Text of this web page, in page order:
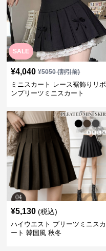
SALE
¥4,040 ¥5050(割引前)
ミニスカート レース裾飾りリボ
ンプリーツミニスカート
¥5,130 (税込)
ハイウエスト プリーツミニスカ
ート 韓国風 秋冬